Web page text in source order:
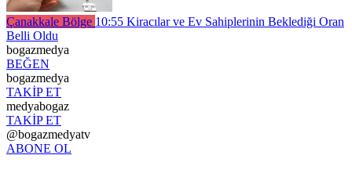
Çanakkale Bölge 10:55 Kiracılar ve Ev Sahiplerinin Beklediği Oran
Belli Oldu
bogazmedya
BEĞEN
bogazmedya
TAKİP ET
medyabogaz
TAKİP ET
@bogazmedyatv
ABONE OL